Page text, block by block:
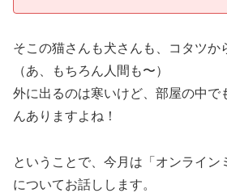
そこの猫さんも犬さんも、コタツか
（あ、もちろん人間も〜）
外に出るのは寒いけど、部屋の中で
んありますよね！
ということで、今月は「オンライン
についてお話しします。